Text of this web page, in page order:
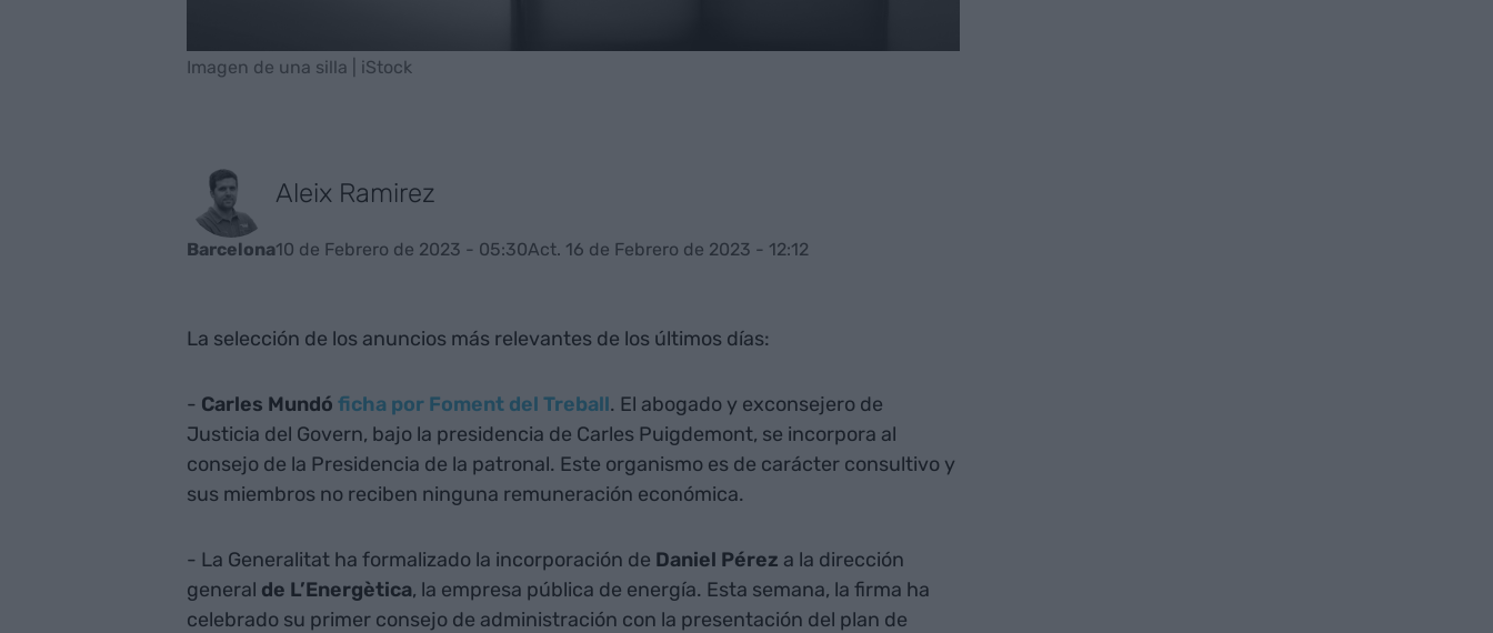
Imagen de una silla | iStock
Aleix Ramirez
Barcelona10 de Febrero de 2023 - 05:30Act. 16 de Febrero de 2023 - 12:12
La selección de los anuncios más relevantes de los últimos días:
- Carles Mundó ficha por Foment del Treball. El abogado y exconsejero de
Justicia del Govern, bajo la presidencia de Carles Puigdemont, se incorpora al
consejo de la Presidencia de la patronal. Este organismo es de carácter consultivo y
sus miembros no reciben ninguna remuneración económica.
- La Generalitat ha formalizado la incorporación de Daniel Pérez a la dirección
general de L’Energètica, la empresa pública de energía. Esta semana, la firma ha
celebrado su primer consejo de administración con la presentación del plan de